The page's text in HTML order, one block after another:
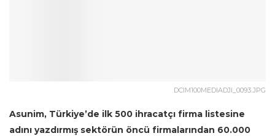
DCIM100MEDIADJI_0093.JPG
Asunim, Türkiye’de ilk 500 ihracatçı firma listesine
adını yazdırmış sektörün öncü firmalarından 60.000